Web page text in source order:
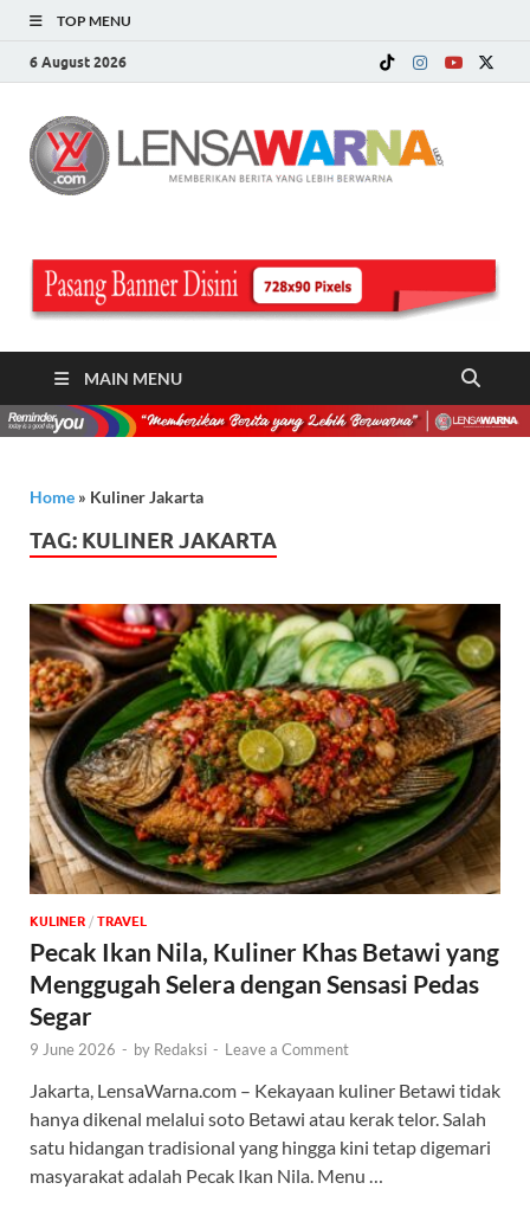
TOP MENU
6 August 2026
MAIN MENU
Home » Kuliner Jakarta
TAG: KULINER JAKARTA
KULINER / ‎TRAVEL
Pecak Ikan Nila, Kuliner Khas Betawi yang
Menggugah Selera dengan Sensasi Pedas
Segar
9 June 2026 - by Redaksi - Leave a Comment
Jakarta, LensaWarna.com – Kekayaan kuliner Betawi tidak
hanya dikenal melalui soto Betawi atau kerak telor. Salah
satu hidangan tradisional yang hingga kini tetap digemari
masyarakat adalah Pecak Ikan Nila. Menu …